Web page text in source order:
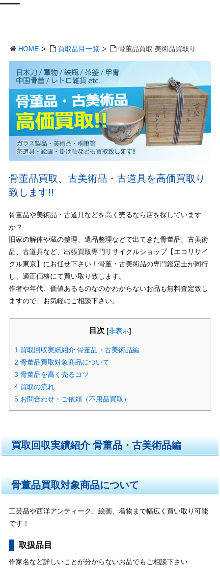
HOME 買取品目一覧 骨董品買取 美術品買取り
骨董品買取、古美術品・古道具を高価買取り
致します!!
骨董品や美術品・古道具などを高く売るなら店を探しています
か？
旧家の解体や蔵の整理、遺品整理などで出てきた骨董品、古美術
品、古道具など、出張買取専門リサイクルショップ【エコリサイ
クル東京】にお任せ下さい！骨董・古美術品の専門鑑定士が同行
し、適正価格にて買い取り致します。
作者や年代、価値あるものなのかわからないお品も無料査定致し
ますので、お気軽にご相談下さい。
目次 [非表示]
1 買取回収実績紹介 骨董品・古美術品編
2 骨董品買取対象商品について
3 骨董品を高く売るコツ
4 買取の流れ
5 お問合わせ・ご依頼（不用品買取）
買取回収実績紹介 骨董品・古美術品編
骨董品買取対象商品について
工芸品や西洋アンティーク、絵画、着物まで幅広く買い取り可能
です！
取扱品目
作家名など詳しいことが分からないお品でもご相談下さい